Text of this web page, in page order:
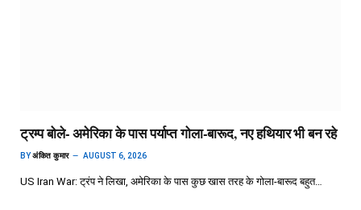
ट्रम्प बोले- अमेरिका के पास पर्याप्त गोला-बारूद, नए हथियार भी बन रहे
BYअंकित कुमार AUGUST 6, 2026
US Iran War: ट्रंप ने लिखा, अमेरिका के पास कुछ खास तरह के गोला-बारूद बहुत…